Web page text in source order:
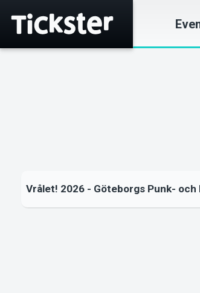
Vrålet! 2026 - Göteborgs Punk- och